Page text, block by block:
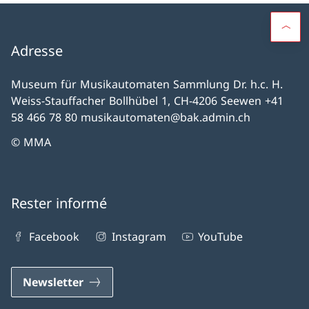
Adresse
Museum für Musikautomaten Sammlung Dr. h.c. H.
Weiss-Stauffacher Bollhübel 1, CH-4206 Seewen +41
58 466 78 80 musikautomaten@bak.admin.ch
© MMA
Rester informé
Facebook Instagram YouTube
Newsletter